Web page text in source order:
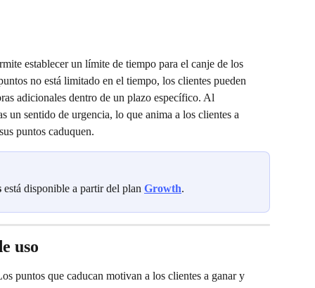
establecer un límite de tiempo para el canje de los
no está limitado en el tiempo, los clientes pueden
adicionales dentro de un plazo específico. Al
un sentido de urgencia, lo que anima a los clientes a
puntos caduquen.
está disponible a partir del plan Growth.
uso
puntos que caducan motivan a los clientes a ganar y